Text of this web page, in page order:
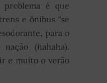
problema é que
e ônibus “se
para o
(hahaha).
e muito o verão